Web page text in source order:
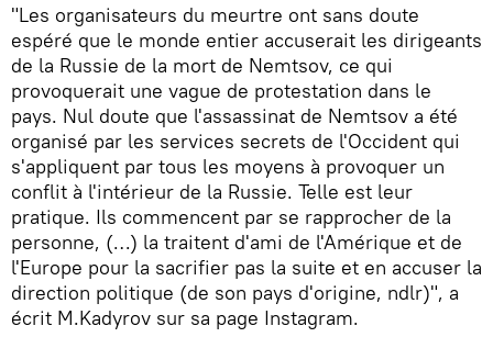
"Les organisateurs du meurtre ont sans doute
espéré que le monde entier accuserait les dirigeants
de la Russie de la mort de Nemtsov, ce qui
provoquerait une vague de protestation dans le
pays. Nul doute que l'assassinat de Nemtsov a été
organisé par les services secrets de l'Occident qui
s'appliquent par tous les moyens à provoquer un
conflit à l'intérieur de la Russie. Telle est leur
pratique. Ils commencent par se rapprocher de la
personne, (…) la traitent d'ami de l'Amérique et de
l'Europe pour la sacrifier pas la suite et en accuser la
direction politique (de son pays d'origine, ndlr)", a
écrit M.Kadyrov sur sa page Instagram.